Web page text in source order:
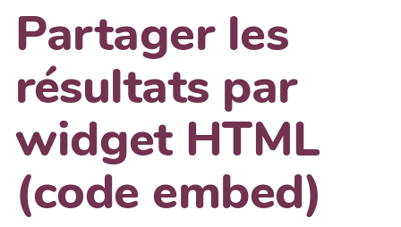
Partager les
résultats par
widget HTML
(code embed)